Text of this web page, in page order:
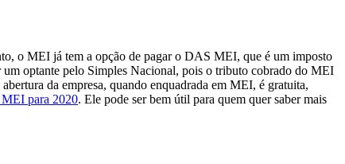
o MEI já tem a opção de pagar o DAS MEI, que é um imposto
optante pelo Simples Nacional, pois o tributo cobrado do MEI
da empresa, quando enquadrada em MEI, é gratuita,
MEI para 2020. Ele pode ser bem útil para quem quer saber mais